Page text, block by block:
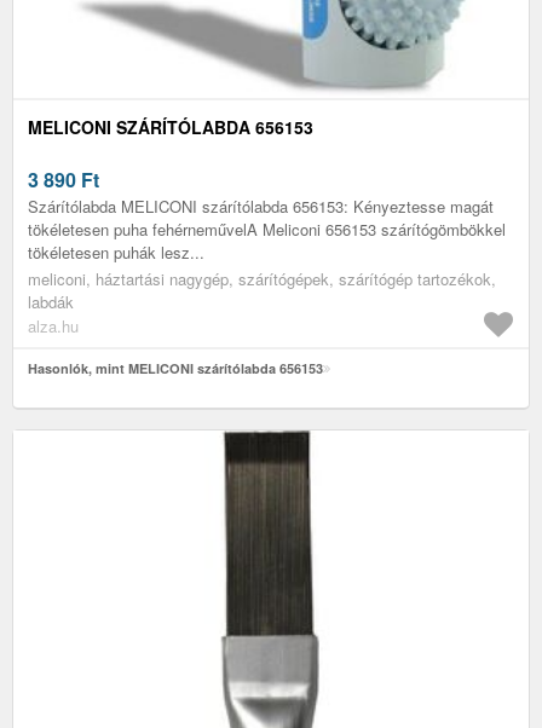
MELICONI SZÁRÍTÓLABDA 656153
3 890 Ft
Szárítólabda MELICONI szárítólabda 656153: Kényeztesse magát
tökéletesen puha fehérneművelA Meliconi 656153 szárítógömbökkel
tökéletesen puhák lesz...
meliconi, háztartási nagygép, szárítógépek, szárítógép tartozékok,
labdák
alza.hu
Hasonlók, mint MELICONI szárítólabda 656153